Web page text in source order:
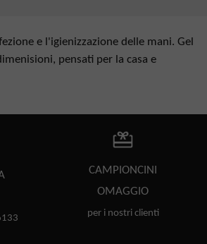
e l'igienizzazione delle mani. Gel
pensati per la casa e
CAMPIONCINI
OMAGGIO
per i nostri clienti